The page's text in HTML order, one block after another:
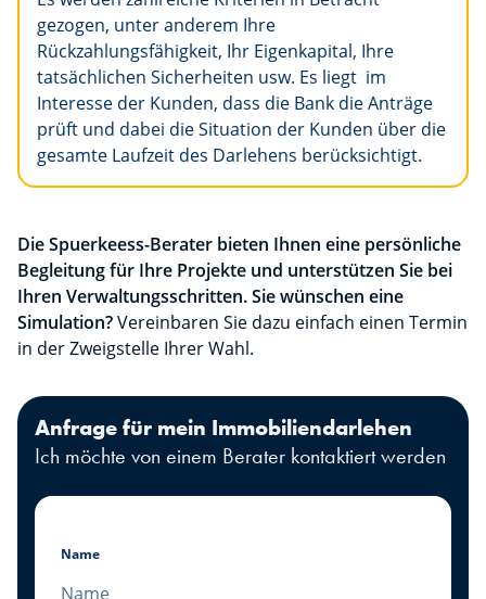
gezogen, unter anderem Ihre
Rückzahlungsfähigkeit, Ihr Eigenkapital, Ihre
tatsächlichen Sicherheiten usw. Es liegt im
Interesse der Kunden, dass die Bank die Anträge
prüft und dabei die Situation der Kunden über die
gesamte Laufzeit des Darlehens berücksichtigt.
Die Spuerkeess-Berater bieten Ihnen eine persönliche
Begleitung für Ihre Projekte und unterstützen Sie bei
Ihren Verwaltungsschritten. Sie wünschen eine
Simulation?Vereinbaren Sie dazu einfach einen Termin
in der Zweigstelle Ihrer Wahl.
Anfrage für mein Immobiliendarlehen
Ich möchte von einem Berater kontaktiert werden
Name